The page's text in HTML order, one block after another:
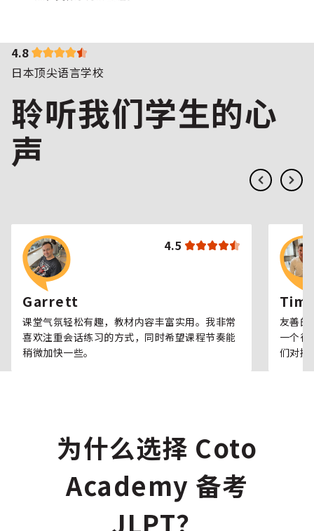
4.8
日本顶尖语言学校
聆听我们学生的心
声
4.5
Garrett
课堂气氛轻松有趣，教材内容丰富实用。我非常
喜欢注重会话练习的方式，同时希望课程节奏能
稍微加快一些。
友善的
一个很
们对提
为什么选择 Coto
Academy 备考
JLPT？